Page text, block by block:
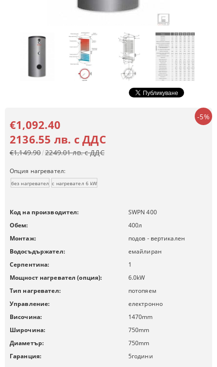
-5%
€1,092.40
2136.55 лв. с ДДС
€1,149.90 2249.01 лв. с ДДС
Опция нагревател:
без нагревател с нагревател 6 kW
Код на производител:
SWPN 400
Обем:
400л
Монтаж:
подов - вертикален
Водосъдържател:
емайлиран
Серпентина:
1
Мощност нагревател (опция):
6.0kW
Тип нагревател:
потопяем
Управление:
електронно
Височина:
1470mm
Широчина:
750mm
Диаметър:
750mm
Гаранция:
5години